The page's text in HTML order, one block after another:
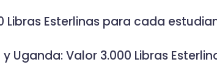
Esterlinas para cada
Valor 3.000 Libras